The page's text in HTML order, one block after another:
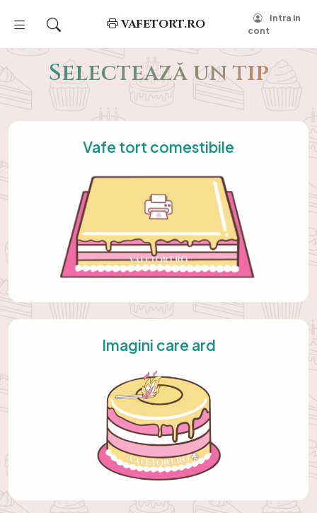
VAFETORT.RO
Intra in
cont
Selectează un tip
Vafe tort comestibile
Imagini care ard